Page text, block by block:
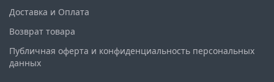
Доставка и Оплата
Возврат товара
Публичная оферта и конфиденциальность персональных
данных